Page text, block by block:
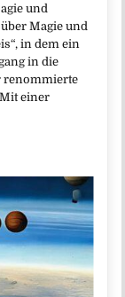
und
Magie und
in dem ein
in die
renommierte
einer